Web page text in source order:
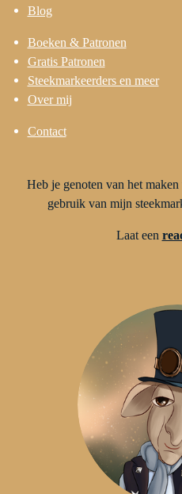
Blog
Boeken & Patronen
Gratis Patronen
Steekmarkeerders en meer
Over mij
Contact
Heb je genoten van het
gebruik van mijn
Laat een